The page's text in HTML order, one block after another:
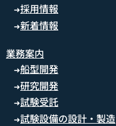
➜採用情報
➜新着情報
業務案内
➜船型開発
➜研究開発
➜試験受託
➜試験設備の設計・製造